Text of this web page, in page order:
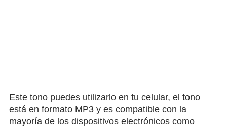
Este tono puedes utilizarlo en tu celular, el tono
está en formato MP3 y es compatible con la
mayoría de los dispositivos electrónicos como